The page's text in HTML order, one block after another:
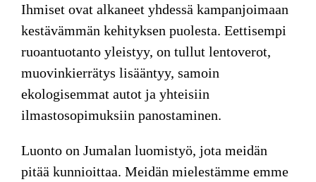
Ihmiset ovat alkaneet yhdessä kampanjoimaan
kestävämmän kehityksen puolesta. Eettisempi
ruoantuotanto yleistyy, on tullut lentoverot,
muovinkierrätys lisääntyy, samoin
ekologisemmat autot ja yhteisiin
ilmastosopimuksiin panostaminen.
Luonto on Jumalan luomistyö, jota meidän
pitää kunnioittaa. Meidän mielestämme emme